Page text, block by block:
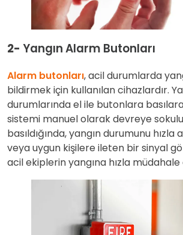
2- Yangın Alarm Butonları
Alarm butonları, acil durumlarda
bildirmek için kullanılan cihazlardır.
durumlarında el ile butonlara
sistemi manuel olarak devreye
basıldığında, yangın durumunu
veya uygun kişilere ileten bir sinyal
acil ekiplerin yangına hızla